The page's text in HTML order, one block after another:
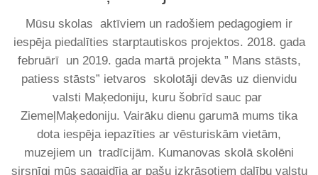
Mūsu skolas aktīviem un radošiem pedagogiem ir
iespēja piedalīties starptautiskos projektos. 2018. gada
februārī un 2019. gada martā projekta ” Mans stāsts,
patiess stāsts” ietvaros skolotāji devās uz dienvidu
valsti Maķedoniju, kuru šobrīd sauc par
ZiemeļMaķedoniju. Vairāku dienu garumā mums tika
dota iespēja iepazīties ar vēsturiskām vietām,
muzejiem un tradīcijām. Kumanovas skolā skolēni
sirsnīgi mūs sagaidīja ar pašu izkrāsotiem dalību valstu